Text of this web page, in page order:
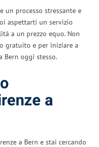
un processo stressante e
aspettarti un servizio
a un prezzo equo. Non
gratuito e per iniziare a
Bern oggi stesso.
a
a Bern e stai cercando